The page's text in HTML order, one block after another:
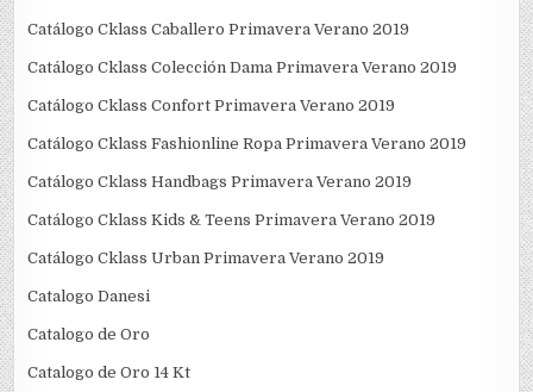
Catálogo Cklass Caballero Primavera Verano 2019
Catálogo Cklass Colección Dama Primavera Verano 2019
Catálogo Cklass Confort Primavera Verano 2019
Catálogo Cklass Fashionline Ropa Primavera Verano 2019
Catálogo Cklass Handbags Primavera Verano 2019
Catálogo Cklass Kids & Teens Primavera Verano 2019
Catálogo Cklass Urban Primavera Verano 2019
Catalogo Danesi
Catalogo de Oro
Catalogo de Oro 14 Kt